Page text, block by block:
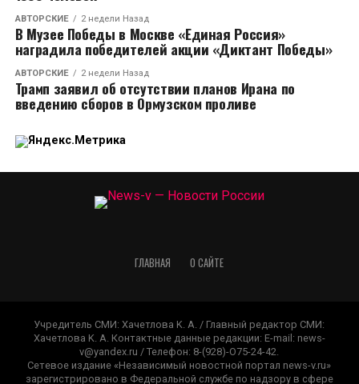
АВТОРСКИЕ 2 недели Назад
В Музее Победы в Москве «Единая Россия»
наградила победителей акции «Диктант Победы»
АВТОРСКИЕ 2 недели Назад
Трамп заявил об отсутствии планов Ирана по
введению сборов в Ормузском проливе
ГЛАВНАЯ О САЙТЕ
Учредитель СМИ: Xaчeтлoвa K. A. / Главный редактор СМИ:
Xaчeтлoвa K. A. Контактные данные редакции: E-mail: news-
v@yandex.ru / Телефон: 8-(928)-O75-24-42.
Сетевое издание «Независимый новостной портал news-v.ru»
зарегистрировано в Федеральной службе по надзору в сфере